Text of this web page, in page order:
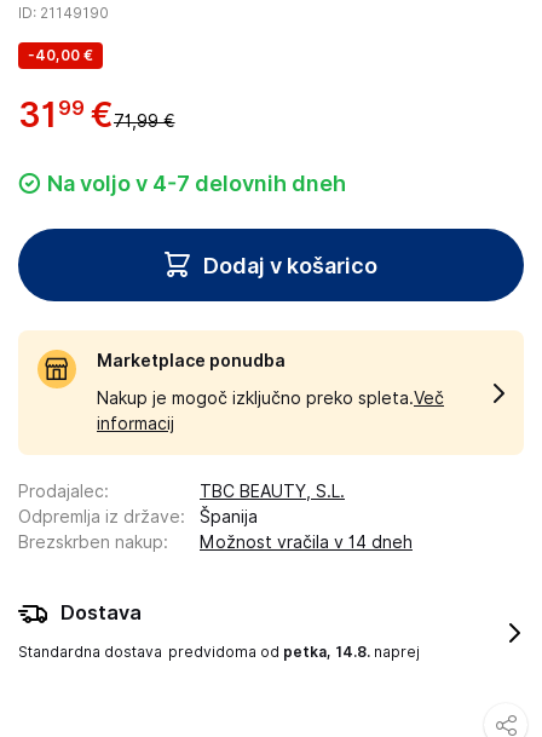
ID: 21149190
-40,00 €
31 99 €71,99 €
Na voljo v 4-7 delovnih dneh
Dodaj v košarico
Marketplace ponudba
Nakup je mogoč izključno preko spleta.Več
informacij
Prodajalec:
TBC BEAUTY, S.L.
Odpremlja iz države:
Španija
Brezskrben nakup: Možnost vračila v 14 dneh
Dostava
Standardna dostava predvidoma od petka, 14.8. naprej